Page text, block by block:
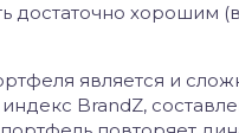
достаточно
является и
BrandZ,